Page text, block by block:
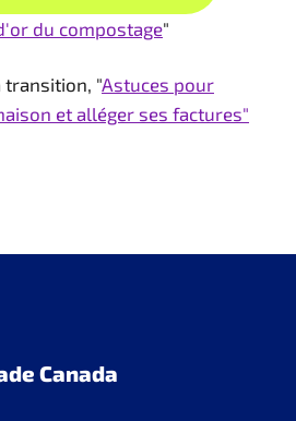
du compostage"
transition, "Astuces pour
et alléger ses factures"
Canada